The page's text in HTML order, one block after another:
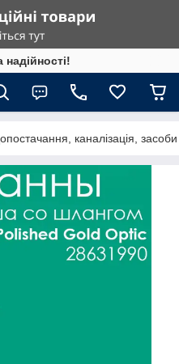
надійності!
каналізація,